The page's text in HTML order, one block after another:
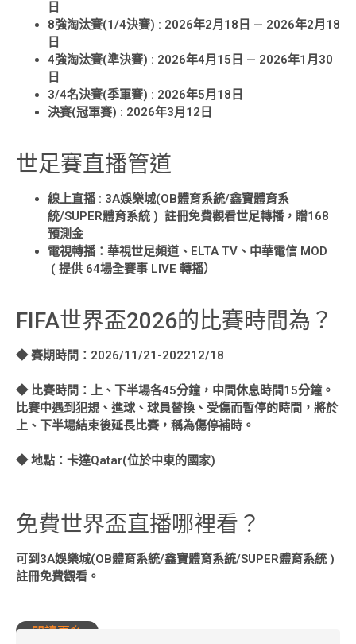
日
8強淘汰賽(1/4決賽) : 2026年2月18日 — 2026年2月18
日
4強淘汰賽(準決賽) : 2026年4月15日 — 2026年1月30
日
3/4名決賽(季軍賽) : 2026年5月18日
決賽(冠軍賽) : 2026年3月12日
世足賽直播管道
線上直播 : 3A娛樂城(OB體育系統/鑫寶體育系
統/SUPER體育系統 ) 註冊免費觀看世足轉播，贈168
預測金
電視轉播：華視世足頻道、ELTA TV、中華電信 MOD
( 提供 64場全賽事 LIVE 轉播）
FIFA世界盃2026的比賽時間為？
◆ 賽期時間：2026/11/21-202212/18
◆ 比賽時間：上、下半場各45分鐘，中間休息時間15分鐘。
比賽中遇到犯規、進球、球員替換、受傷而暫停的時間，將於
上、下半場結束後延長比賽，稱為傷停補時。
◆ 地點：卡達Qatar(位於中東的國家)
免費世界盃直播哪裡看？
可到3A娛樂城(OB體育系統/鑫寶體育系統/SUPER體育系統 )
註冊免費觀看。
閱讀更多